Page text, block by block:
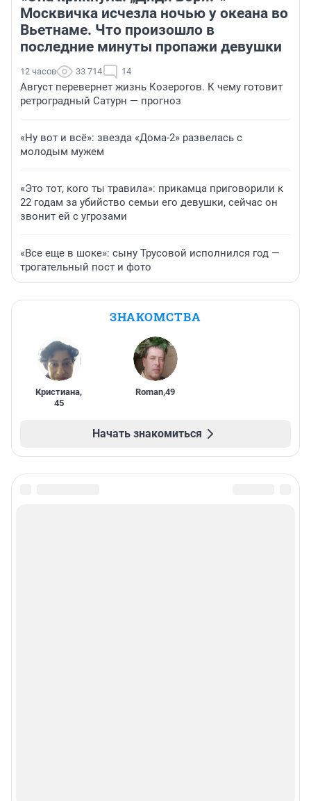
Москвичка исчезла ночью у океана во
Вьетнаме. Что произошло в
последние минуты пропажи девушки
12 часов 33 714 14
Август перевернет жизнь Козерогов. К чему готовит
ретроградный Сатурн — прогноз
«Ну вот и всё»: звезда «Дома-2» развелась с
молодым мужем
«Это тот, кого ты травила»: прикамца приговорили к
22 годам за убийство семьи его девушки, сейчас он
звонит ей с угрозами
«Все еще в шоке»: сыну Трусовой исполнился год —
трогательный пост и фото
ЗНАКОМСТВА
Кристиана,
45
Roman,49
Начать знакомиться